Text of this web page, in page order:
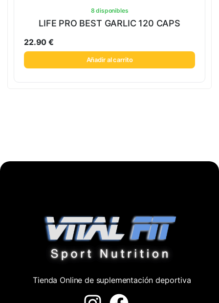
8 disponibles
LIFE PRO BEST GARLIC 120 CAPS
22.90€
Añadir al carrito
Tienda Online de suplementación deportiva